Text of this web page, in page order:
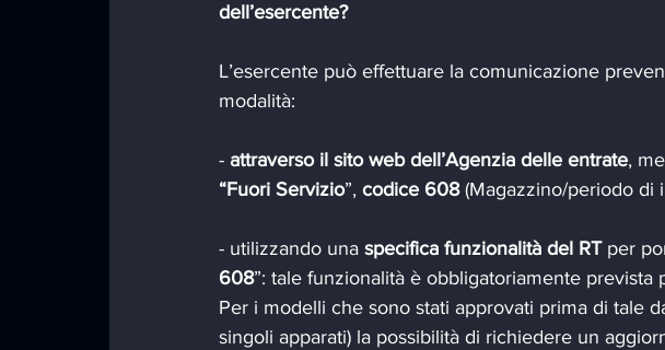
dell’esercente?
L’esercente può effettuare la comunicazione
modalità:
- attraverso il sito web dell’Agenzia delle entrate,
“Fuori Servizio”, codice 608 (Magazzino/periodo di
- utilizzando una specifica funzionalità del RT per
608”: tale funzionalità è obbligatoriamente
Per i modelli che sono stati approvati prima di tale
singoli apparati) la possibilità di richiedere un